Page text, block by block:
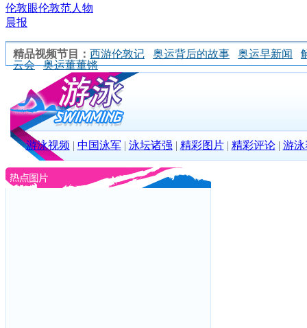
伦敦眼伦敦范人物
晨报
精品视频节目： 西游伦敦记 奥运背后的故事 奥运早新闻
云会
奥运董董锵
游泳视频 | 中国泳军| 泳坛诸强 | 精彩图片| 精彩评论| 游泳